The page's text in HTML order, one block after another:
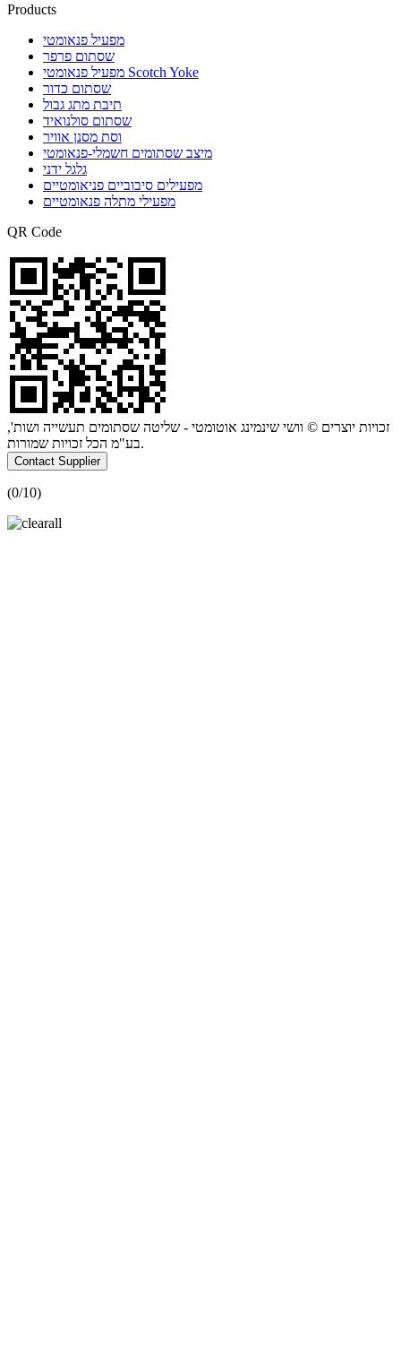
Products
מפעיל פנאומטי
שסתום פרפר
מפעיל פנאומטי Scotch Yoke
שסתום כדור
תיבת מתג גבול
שסתום סולנואיד
וסת מסנן אוויר
מיצב שסתומים חשמלי-פנאומטי
גלגל ידני
מפעילים סיבוביים פניאומטיים
מפעילי מתלה פנאומטיים
QR Code
זכויות יוצרים © וושי שינמינג אוטומטי - שליטה שסתומים תעשייה ושות',
בע"מ הכל זכויות שמורות.
Contact Supplier
(0/10)